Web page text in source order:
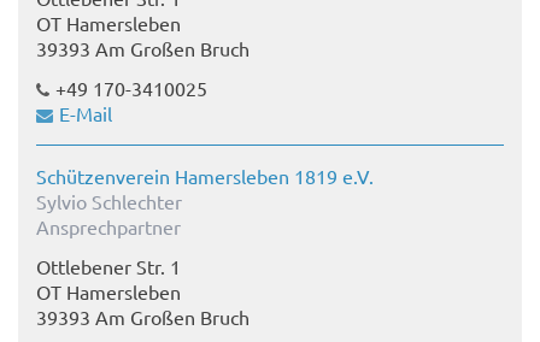
OT Hamersleben
39393 Am Großen Bruch
+49 170-3410025
E-Mail
Schützenverein Hamersleben 1819 e.V.
Sylvio Schlechter
Ansprechpartner
Ottlebener Str. 1
OT Hamersleben
39393 Am Großen Bruch